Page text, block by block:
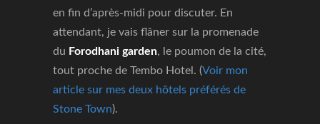
en fin d’après-midi pour discuter. En
attendant, je vais flâner sur la promenade
du Forodhani garden, le poumon de la cité,
tout proche de Tembo Hotel. (Voir mon
article sur mes deux hôtels préférés de
Stone Town).